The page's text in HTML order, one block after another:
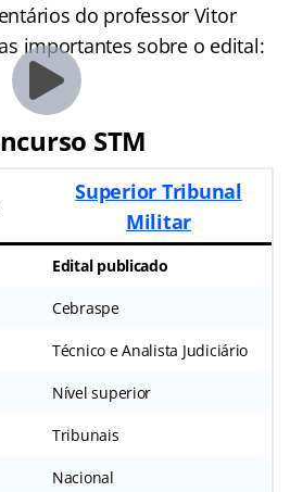
do professor Vitor
importantes sobre o edital:
STM
Superior Tribunal
Militar
Edital publicado
Cebraspe
Técnico e Analista Judiciário
Nível superior
Tribunais
Nacional